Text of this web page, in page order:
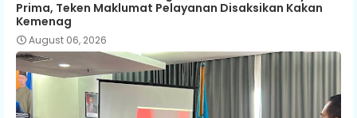
Prima, Teken Maklumat Pelayanan Disaksikan Kakan
Kemenag
August 06, 2026